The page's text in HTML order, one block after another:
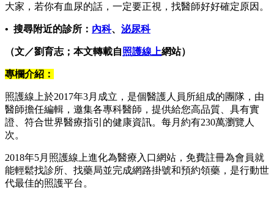
大家，若你有血尿的話，一定要正視，找醫師好好確定原因。
• 搜尋附近的診所： 內科、 泌尿科
（文／劉育志；本文轉載自照護線上網站）
專欄介紹：
照護線上於2017年3月成立，是個醫護人員所組成的團隊，由
醫師擔任編輯，邀集各專科醫師，提供給您高品質、具有實
證、符合世界醫療指引的健康資訊。每月約有230萬瀏覽人
次。
2018年5月照護線上進化為醫療入口網站，免費註冊為會員就
能輕鬆找診所、找藥局並完成網路掛號和預約領藥，是行動世
代最佳的照護平台。